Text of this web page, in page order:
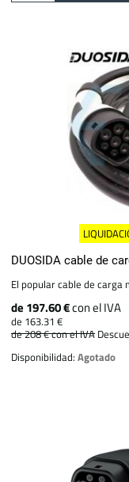
DUOSIDA cable de
El popular cable de carga
de 197.60 €con el IVA
de 163.31 €
de 208 €con el IVA
Disponibilidad:Agotado